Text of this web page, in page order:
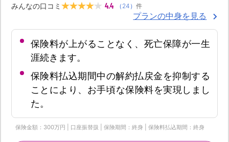
みんなの口コミ 4.4 （ 24 ） 件
プランの中身を見る
保険料が上がることなく、死亡保障が一生
涯続きます。
保険料払込期間中の解約払戻金を抑制する
ことにより、お手頃な保険料を実現しまし
た。
保険金額：300万円 | 口座振替扱 | 保険期間：終身 | 保険料払込期間：終身